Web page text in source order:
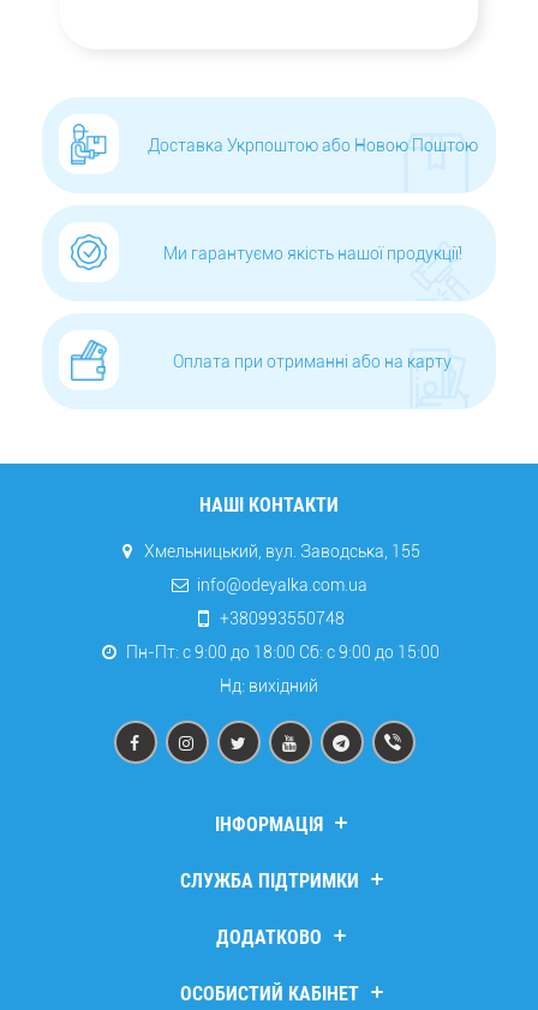
Доставка Укрпоштою або Новою Поштою
Ми гарантуємо якість нашої продукції!
Оплата при отриманні або на карту
НАШІ КОНТАКТИ
Хмельницький, вул. Заводська, 155
info@odeyalka.com.ua
+380993550748
Пн-Пт: с 9:00 до 18:00 Сб: c 9:00 до 15:00
Нд: вихідний
ІНФОРМАЦІЯ
Про компанію
Повернення та обмін
Договір публічної оферти
СЛУЖБА ПІДТРИМКИ
Повернення товару
ДОДАТКОВО
Подарункові сертифікати
ОСОБИСТИЙ КАБІНЕТ